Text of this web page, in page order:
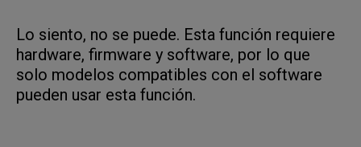
Lo siento, no se puede. Esta función requiere
hardware, firmware y software, por lo que
solo modelos compatibles con el software
pueden usar esta función.